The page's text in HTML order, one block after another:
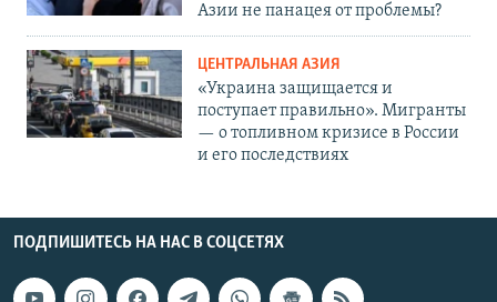
Азии не панацея от проблемы?
ЦЕНТРАЛЬНАЯ АЗИЯ
«Украина защищается и
поступает правильно». Мигранты
— о топливном кризисе в России
и его последствиях
ПОДПИШИТЕСЬ НА НАС В СОЦСЕТЯХ